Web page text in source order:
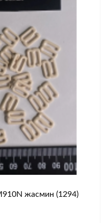
жасмин (1294)